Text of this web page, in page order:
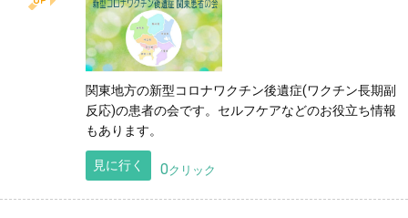
関東地方の新型コロナワクチン後遺症(ワクチン長期副
反応)の患者の会です。セルフケアなどのお役立ち情報
もあります。
見に行く 0クリック